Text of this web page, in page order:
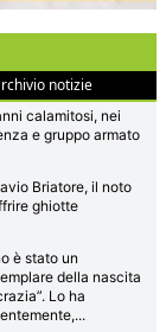
notizie
calamitosi, nei
e gruppo armato
Briatore, il noto
ghiotte
è stato un
della nascita
Lo ha
...